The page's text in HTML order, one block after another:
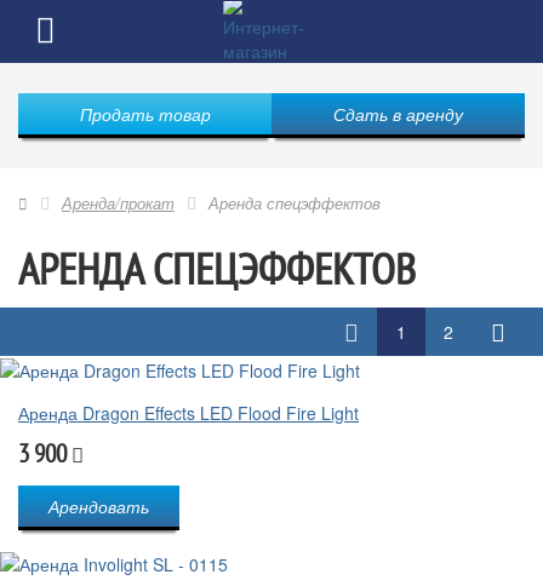
Продать товар Сдать в аренду
Аренда/прокат Аренда спецэффектов
АРЕНДА СПЕЦЭФФЕКТОВ
1 2
Аренда Dragon Effects LED Flood Fire Light
3 900
Арендовать